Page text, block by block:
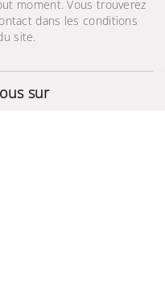
moment. Vous trouverez
dans les conditions
site.
sur